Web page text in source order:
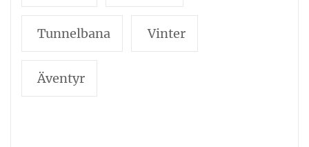
Tunnelbana Vinter
Äventyr